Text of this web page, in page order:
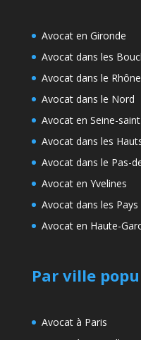
Avocat en Gironde
Avocat dans les
Avocat dans le Rhône
Avocat dans le Nord
Avocat en Seine-
Avocat dans les
Avocat dans le Pas-
Avocat en Yvelines
Avocat dans les
Avocat en Haute-
Par ville
Avocat à Paris